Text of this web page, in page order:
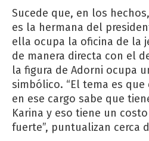
Sucede que, en los
es la hermana del
ella ocupa la oficina de la
de manera directa con el
la figura de Adorni ocupa
simbólico. “El tema es
en ese cargo sabe que
Karina y eso tiene un
fuerte”, puntualizan cerca